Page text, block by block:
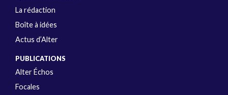
La rédaction
Boîte à idées
Actus d’Alter
PUBLICATIONS
Alter Échos
Focales